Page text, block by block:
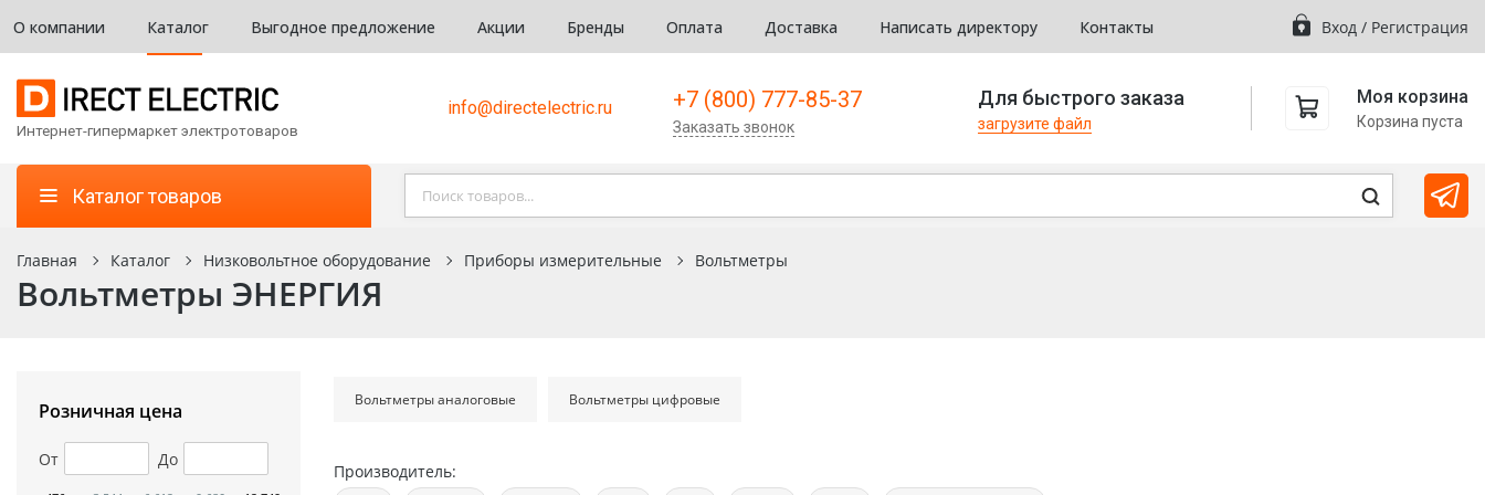
О компании Каталог Выгодное предложение Акции Бренды Оплата Доставка Написать директору Контакты Вход / Регистрация
Интернет-гипермаркет электротоваров
info@directelectric.ru +7 (800) 777-85-37
Заказать звонок
Для быстрого заказа
загрузите файл
Моя корзина
Корзина пуста
Каталог товаров
Главная Каталог Низковольтное оборудование Приборы измерительные Вольтметры
Вольтметры ЭНЕРГИЯ
Розничная цена
От До
Вольтметры аналоговые Вольтметры цифровые
Производитель: